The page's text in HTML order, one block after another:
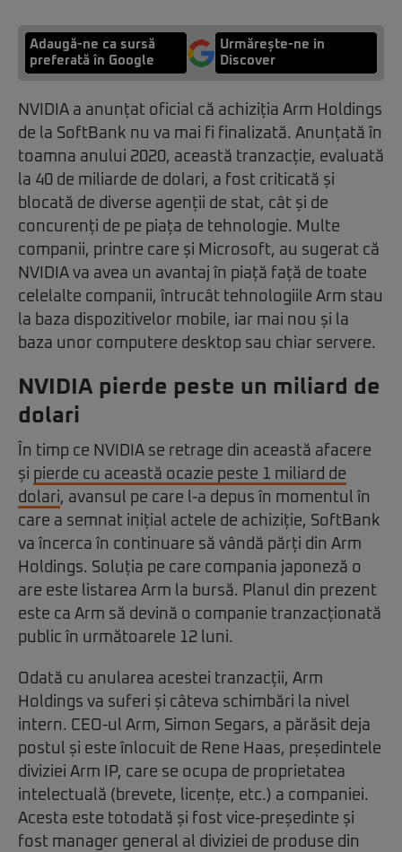
Adaugă-ne ca sursă
preferată în Google
Urmărește-ne in
Discover
NVIDIA a anunțat oficial că achiziția Arm Holdings
de la SoftBank nu va mai fi finalizată. Anunțată în
toamna anului 2020, această tranzacție, evaluată
la 40 de miliarde de dolari, a fost criticată și
blocată de diverse agenții de stat, cât și de
concurenți de pe piața de tehnologie. Multe
companii, printre care și Microsoft, au sugerat că
NVIDIA va avea un avantaj în piață față de toate
celelalte companii, întrucât tehnologiile Arm stau
la baza dispozitivelor mobile, iar mai nou și la
baza unor computere desktop sau chiar servere.
NVIDIA pierde peste un miliard de
dolari
În timp ce NVIDIA se retrage din această afacere
și pierde cu această ocazie peste 1 miliard de
dolari, avansul pe care l-a depus în momentul în
care a semnat inițial actele de achiziție, SoftBank
va încerca în continuare să vândă părți din Arm
Holdings. Soluția pe care compania japoneză o
are este listarea Arm la bursă. Planul din prezent
este ca Arm să devină o companie tranzacționată
public în următoarele 12 luni.
Odată cu anularea acestei tranzacții, Arm
Holdings va suferi și câteva schimbări la nivel
intern. CEO-ul Arm, Simon Segars, a părăsit deja
postul și este înlocuit de Rene Haas, președintele
diviziei Arm IP, care se ocupa de proprietatea
intelectuală (brevete, licențe, etc.) a companiei.
Acesta este totodată și fost vice-președinte și
fost manager general al diviziei de produse din